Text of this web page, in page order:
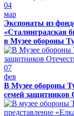
04
мар
Экспонаты из
«Сталинградская
в Музее обороны
07
фев
В Музее обороны
семей защитников